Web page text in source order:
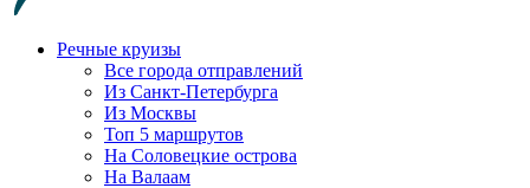
Речные круизы
Все города отправлений
Из Санкт-Петербурга
Из Москвы
Топ 5 маршрутов
На Соловецкие острова
На Валаам